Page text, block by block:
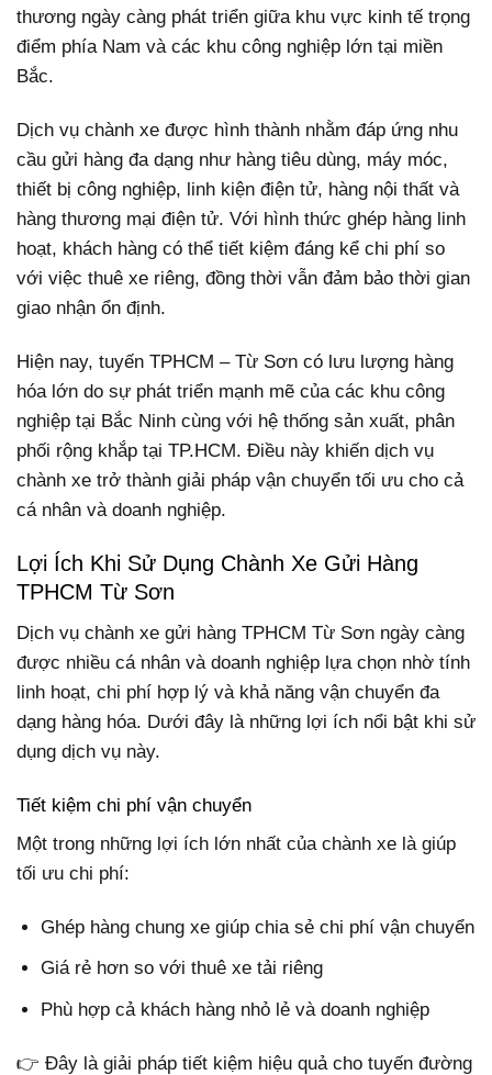
thương ngày càng phát triển giữa khu vực kinh tế trọng
điểm phía Nam và các khu công nghiệp lớn tại miền
Bắc.
Dịch vụ chành xe được hình thành nhằm đáp ứng nhu
cầu gửi hàng đa dạng như hàng tiêu dùng, máy móc,
thiết bị công nghiệp, linh kiện điện tử, hàng nội thất và
hàng thương mại điện tử. Với hình thức ghép hàng linh
hoạt, khách hàng có thể tiết kiệm đáng kể chi phí so
với việc thuê xe riêng, đồng thời vẫn đảm bảo thời gian
giao nhận ổn định.
Hiện nay, tuyến TPHCM – Từ Sơn có lưu lượng hàng
hóa lớn do sự phát triển mạnh mẽ của các khu công
nghiệp tại Bắc Ninh cùng với hệ thống sản xuất, phân
phối rộng khắp tại TP.HCM. Điều này khiến dịch vụ
chành xe trở thành giải pháp vận chuyển tối ưu cho cả
cá nhân và doanh nghiệp.
Lợi Ích Khi Sử Dụng Chành Xe Gửi Hàng
TPHCM Từ Sơn
Dịch vụ chành xe gửi hàng TPHCM Từ Sơn ngày càng
được nhiều cá nhân và doanh nghiệp lựa chọn nhờ tính
linh hoạt, chi phí hợp lý và khả năng vận chuyển đa
dạng hàng hóa. Dưới đây là những lợi ích nổi bật khi sử
dụng dịch vụ này.
Tiết kiệm chi phí vận chuyển
Một trong những lợi ích lớn nhất của chành xe là giúp
tối ưu chi phí:
Ghép hàng chung xe giúp chia sẻ chi phí vận chuyển
Giá rẻ hơn so với thuê xe tải riêng
Phù hợp cả khách hàng nhỏ lẻ và doanh nghiệp
👉 Đây là giải pháp tiết kiệm hiệu quả cho tuyến đường